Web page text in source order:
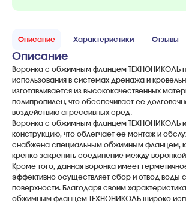
Описание Характеристики Отзывы
Описание
Воронка с обжимным фланцем ТЕХНОНИКОЛЬ
использования в системах дренажа и
изготавливается из высококачественных
полипропилен, что обеспечивает ее
воздействию агрессивных сред.
Воронка с обжимным фланцем ТЕХНОНИКОЛЬ
конструкцию, что облегчает ее монтаж и
снабжена специальным обжимным фланцем,
крепко закрепить соединение между
Кроме того, данная воронка имеет
эффективно осуществляет сбор и отвод воды
поверхности. Благодаря своим
обжимным фланцем ТЕХНОНИКОЛЬ широко